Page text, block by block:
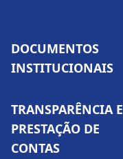
DOCUMENTOS
INSTITUCIONAIS
TRANSPARÊNCIA E
PRESTAÇÃO DE
CONTAS